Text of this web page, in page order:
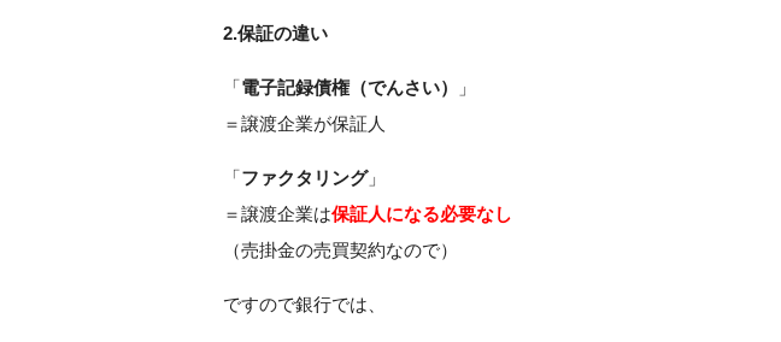
2.保証の違い
「電子記録債権（でんさい）
」
＝譲渡企業が保証人
「ファクタリング」
＝譲渡企業は保証人になる必要なし
（売掛金の売買契約なので）
ですので銀行では、